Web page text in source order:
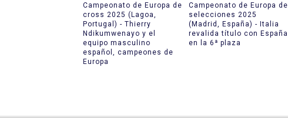
Campeonato de Europa de
cross 2025 (Lagoa,
Portugal) - Thierry
Ndikumwenayo y el
equipo masculino
español, campeones de
Europa
Campeonato de Europa de
selecciones 2025
(Madrid, España) - Italia
revalida título con España
en la 6ª plaza